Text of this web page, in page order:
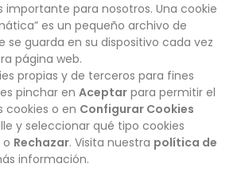
BOLETÍN
importante para nosotros. Una cookie
es un pequeño archivo de
se guarda en su dispositivo cada vez
página web.
propias y de terceros para fines
pinchar en Aceptar para permitir el
cookies o en Configurar Cookies
y seleccionar qué tipo cookies
Rechazar. Visita nuestra política de
información.